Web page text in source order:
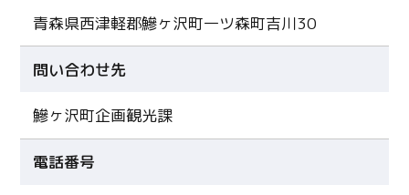
青森県西津軽郡鰺ヶ沢町一ツ森町吉川30
問い合わせ先
鰺ヶ沢町企画観光課
電話番号